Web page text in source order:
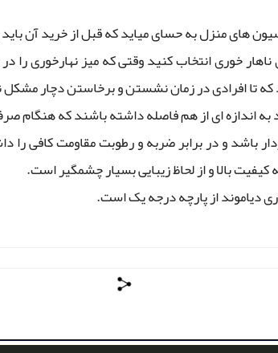
های منزل به حسای میاید که قبل از خرید آن باید
خوری انتخاب کنید وقتی که میز نهارخوری
که تا افرادی در زمان نشستن و برخاستن دچار
اندازه ای از هم فاصله داشته باشند که هنگام
باشد و در برابر ضربه و رطوبت مقاومت کافی
بالا و از لحاظ زیبایی بسیار چشمگیر است.
دیاموند از پارچه درجه یک است.